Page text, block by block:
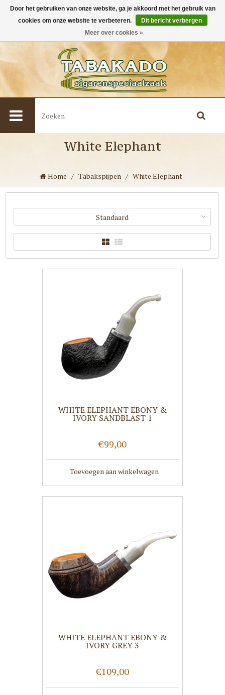
White Elephant
Home / Tabakspijpen / White Elephant
Standaard
WHITE ELEPHANT EBONY &
IVORY SANDBLAST 1
€99,00
Toevoegen aan winkelwagen
WHITE ELEPHANT EBONY &
IVORY GREY 3
€109,00
Door het gebruiken van onze website, ga je akkoord met het gebruik van
cookies om onze website te verbeteren.
Dit bericht verbergen
Meer over cookies »